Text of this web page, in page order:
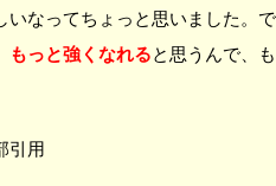
なってちょっと思いました。で
もっと強くなれると思うんで、
引用